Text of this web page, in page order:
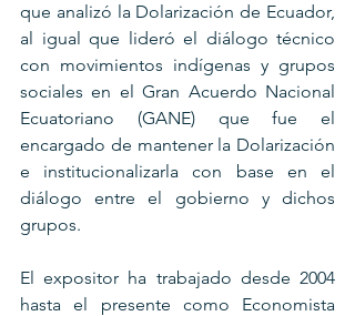
que analizó la Dolarización de Ecuador,
al igual que lideró el diálogo técnico
con movimientos indígenas y grupos
sociales en el Gran Acuerdo Nacional
Ecuatoriano (GANE) que fue el
encargado de mantener la Dolarización
e institucionalizarla con base en el
diálogo entre el gobierno y dichos
grupos.
El expositor ha trabajado desde 2004
hasta el presente como Economista